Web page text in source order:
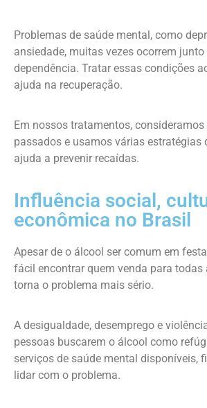
Problemas de saúde mental, como
ansiedade, muitas vezes ocorrem junto
dependência. Tratar essas condições
ajuda na recuperação.
Em nossos tratamentos,
passados e usamos várias estratégias
ajuda a prevenir recaídas.
Influência social,
econômica no Brasil
Apesar de o álcool ser comum em
fácil encontrar quem venda para todas
torna o problema mais sério.
A desigualdade, desemprego e
pessoas buscarem o álcool como
serviços de saúde mental disponíveis,
lidar com o problema.